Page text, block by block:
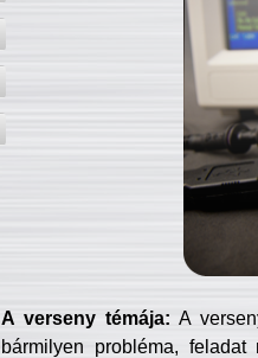
A verseny témája: A
bármilyen probléma, feladat